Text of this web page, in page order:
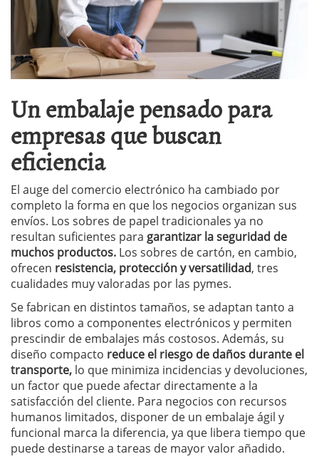
Un embalaje pensado para
empresas que buscan
eficiencia
El auge del comercio electrónico ha cambiado por
completo la forma en que los negocios organizan sus
envíos. Los sobres de papel tradicionales ya no
resultan suficientes para garantizar la seguridad de
muchos productos. Los sobres de cartón, en cambio,
ofrecen resistencia, protección y versatilidad, tres
cualidades muy valoradas por las pymes.
Se fabrican en distintos tamaños, se adaptan tanto a
libros como a componentes electrónicos y permiten
prescindir de embalajes más costosos. Además, su
diseño compacto reduce el riesgo de daños durante el
transporte, lo que minimiza incidencias y devoluciones,
un factor que puede afectar directamente a la
satisfacción del cliente. Para negocios con recursos
humanos limitados, disponer de un embalaje ágil y
funcional marca la diferencia, ya que libera tiempo que
puede destinarse a tareas de mayor valor añadido.